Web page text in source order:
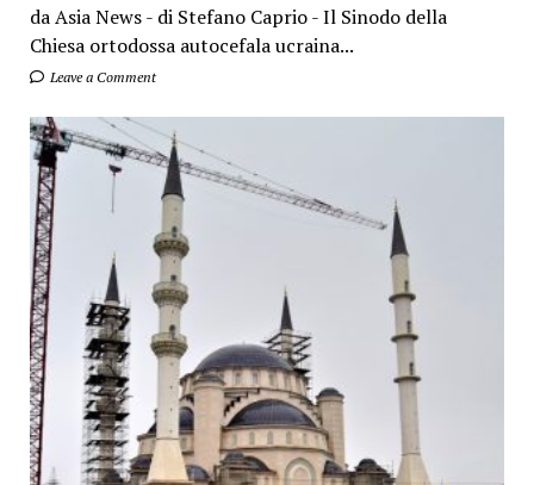
da Asia News - di Stefano Caprio - Il Sinodo della
Chiesa ortodossa autocefala ucraina...
Leave a Comment